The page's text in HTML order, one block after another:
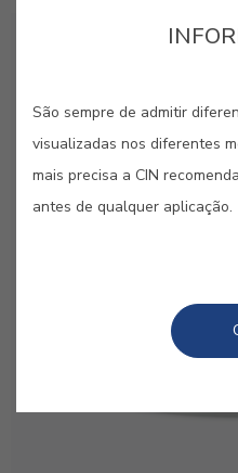
São sempre de admitir
visualizadas nos diferentes
mais precisa a CIN
antes de qualquer aplicação.